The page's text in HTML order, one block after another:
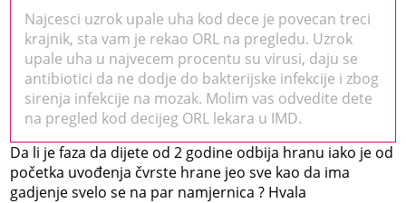
Najcesci uzrok upale uha kod dece je povecan treci
krajnik, sta vam je rekao ORL na pregledu. Uzrok
upale uha u najvecem procentu su virusi, daju se
antibiotici da ne dodje do bakterijske infekcije i zbog
sirenja infekcije na mozak. Molim vas odvedite dete
na pregled kod decijeg ORL lekara u IMD.
Da li je faza da dijete od 2 godine odbija hranu iako je od
početka uvođenja čvrste hrane jeo sve kao da ima
gadjenje svelo se na par namjernica ? Hvala